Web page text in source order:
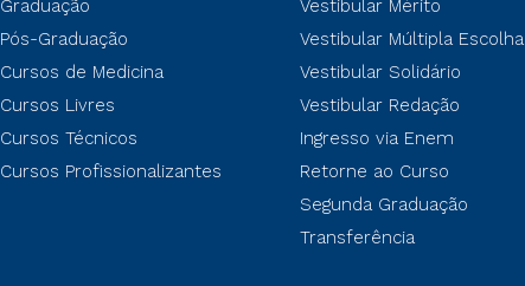
Graduação
Pós-Graduação
Cursos de Medicina
Cursos Livres
Cursos Técnicos
Cursos Profissionalizantes
Vestibular Mérito
Vestibular Múltipla Escolha
Vestibular Solidário
Vestibular Redação
Ingresso via Enem
Retorne ao Curso
Segunda Graduação
Transferência